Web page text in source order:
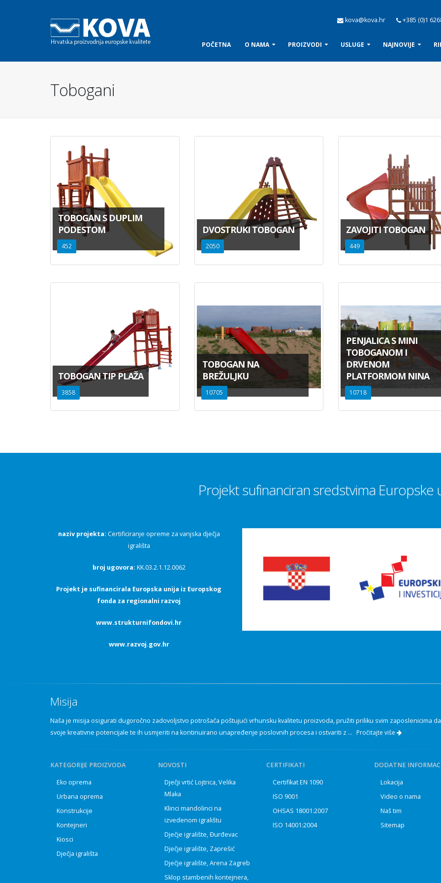
kova@kova.hr +385 (0)1
POČETNA O NAMA PROIZVODI USLUGE NAJNOVIJE
Tobogani
TOBOGAN S DUPLIM
PODESTOM
452
DVOSTRUKI TOBOGAN
2050
ZAVOJITI TOBOGAN
449
TOBOGAN TIP PLAŽA
3858
TOBOGAN NA
BREŽULJKU
10705
PENJALICA S MINI
TOBOGANOM I
DRVENOM
PLATFORMOM NINA
10718
Projekt sufinanciran sredstvima Europske
naziv projekta: Certificiranje opreme za vanjska dječja
igrališta
broj ugovora: KK.03.2.1.12.0062
Projekt je sufinancirala Europska unija iz Europskog
fonda za regionalni razvoj
www.strukturnifondovi.hr
www.razvoj.gov.hr
Misija
Naša je misija osigurati dugoročno zadovoljstvo potrošača poštujući vrhunsku kvalitetu proizvoda, pružiti priliku svim zaposlenicima
svoje kreativne potencijale te ih usmjeriti na kontinuirano unapređenje poslovnih procesa i ostvariti z ... Pročitajte više
KATEGORIJE PROIZVODA
Eko oprema
Urbana oprema
Konstrukcije
Kontejneri
Kiosci
Dječja igrališta
NOVOSTI
Dječji vrtić Lojtrica, Velika
Mlaka
Klinci mandolinci na
izvedenom igralištu
Dječje igralište, Đurđevac
Dječje igralište, Zaprešić
Dječje igralište, Arena Zagreb
Sklop stambenih kontejnera,
CERTIFIKATI
Certifikat EN 1090
ISO 9001
OHSAS 18001:2007
ISO 14001:2004
DODATNE
Lokacija
Video o nama
Naš tim
Sitemap